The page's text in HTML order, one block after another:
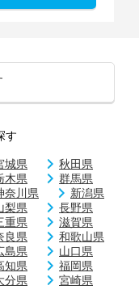
す
城県
秋田県
木県
群馬県
奈川県
新潟県
梨県
長野県
重県
滋賀県
良県
和歌山県
島県
山口県
知県
福岡県
分県
宮崎県